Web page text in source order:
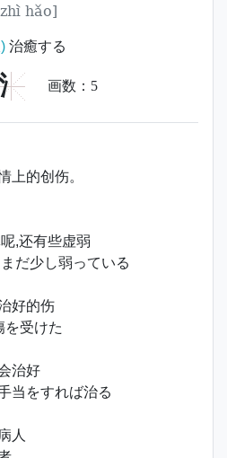
hǎo]
治癒する
画数： 5
上的创伤。
,还有些虚弱
だ少し弱っている
好的伤
を受けた
治好
当をすれば治る
人